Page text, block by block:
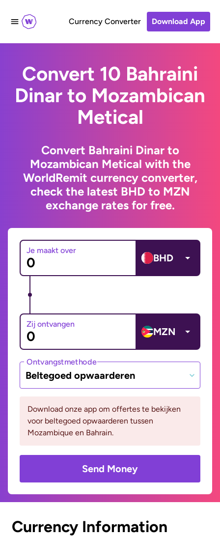
Currency Converter Download App
Convert 10 Bahraini
Dinar to Mozambican
Metical
Convert Bahraini Dinar to
Mozambican Metical with the
WorldRemit currency converter,
check the latest BHD to MZN
exchange rates for free.
Je maakt over
BHD
Zij ontvangen
MZN
Ontvangstmethode
Beltegoed opwaarderen
Download onze app om offertes te bekijken
voor beltegoed opwaarderen tussen
Mozambique en Bahrain.
Send Money
Currency Information